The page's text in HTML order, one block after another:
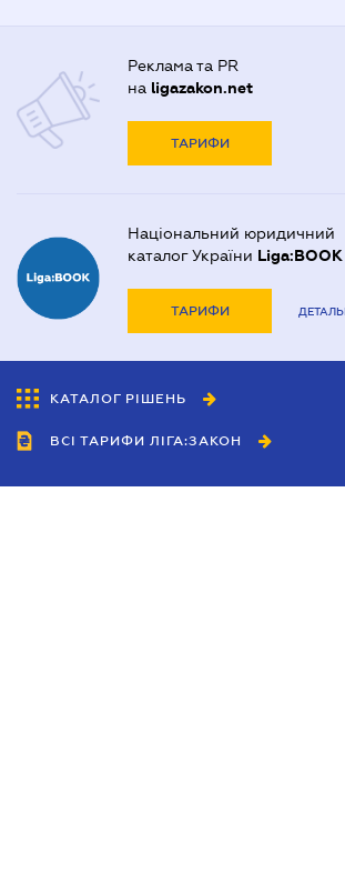
Реклама та PR
на ligazakon.net
ТАРИФИ
Національний юридичний
каталог України Liga:BOOK
ТАРИФИ
КАТАЛОГ РІШЕНЬ
ВСІ ТАРИФИ ЛІГА:ЗАКОН